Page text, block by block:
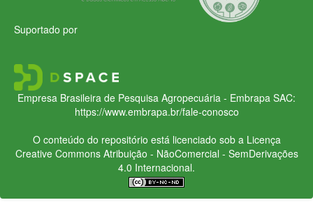
Suportado por
Empresa Brasileira de Pesquisa Agropecuária - Embrapa SAC:
https://www.embrapa.br/fale-conosco
O conteúdo do repositório está licenciado sob a Licença
Creative CommonsAtribuição - NãoComercial - SemDerivações
4.0 Internacional.